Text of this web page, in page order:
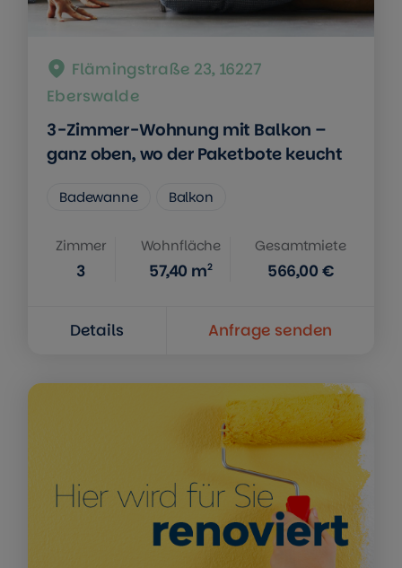
Flämingstraße 23, 16227
Eberswalde
3-Zimmer-Wohnung mit Balkon –
ganz oben, wo der Paketbote keucht
Badewanne Balkon
Zimmer
3
Wohnfläche
57,40 m2
Gesamtmiete
566,00 €
Details Anfrage senden